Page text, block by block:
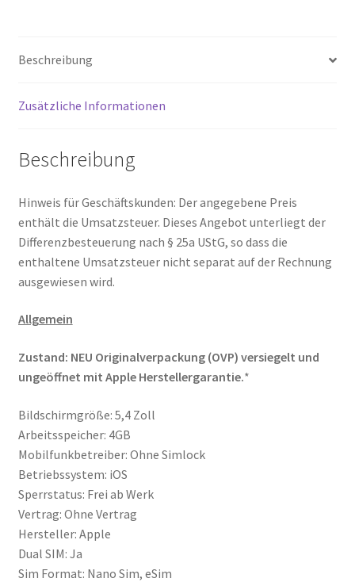
Beschreibung
Zusätzliche Informationen
Beschreibung
Hinweis für Geschäftskunden: Der angegebene Preis
enthält die Umsatzsteuer. Dieses Angebot unterliegt der
Differenzbesteuerung nach § 25a UStG, so dass die
enthaltene Umsatzsteuer nicht separat auf der Rechnung
ausgewiesen wird.
Allgemein
Zustand: NEU Originalverpackung (OVP) versiegelt und
ungeöffnet mit Apple Herstellergarantie.*
Bildschirmgröße: 5,4 Zoll
Arbeitsspeicher: 4GB
Mobilfunkbetreiber: Ohne Simlock
Betriebssystem: iOS
Sperrstatus: Frei ab Werk
Vertrag: Ohne Vertrag
Hersteller: Apple
Dual SIM: Ja
Sim Format: Nano Sim, eSim